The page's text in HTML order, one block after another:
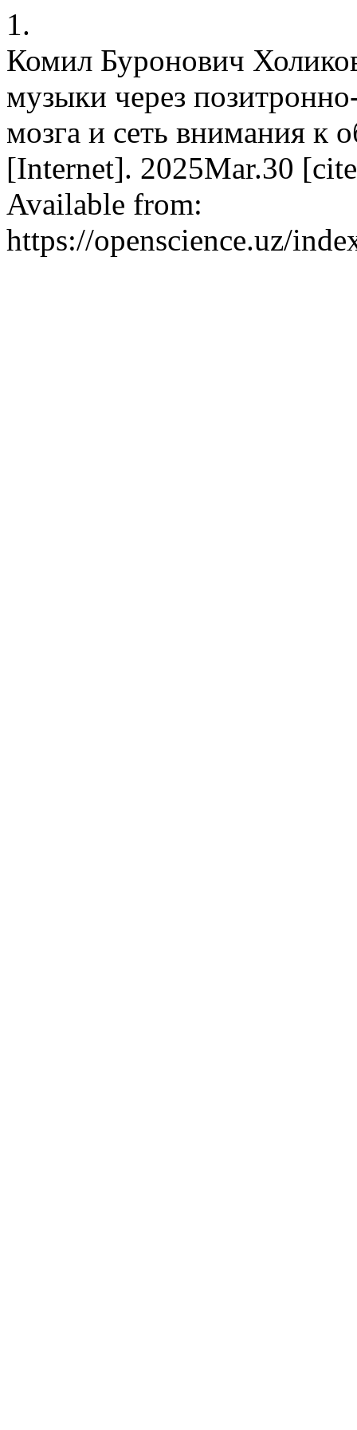
1.
Комил Буронович
музыки через
мозга и сеть внимания к
[Internet]. 2025Mar.30
Available from:
https://openscience.uz/